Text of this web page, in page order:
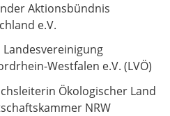
Aktionsbündnis
e.V.
Westfalen e.V. (LVÖ)
Ökologischer Land
NRW